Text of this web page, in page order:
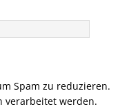
Spam zu reduzieren.
verarbeitet werden.